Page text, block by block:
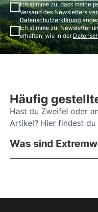
Ich stimme zu, dass meine
Versand des Newsletters
Datenschutzerklärung
Ich stimme zu, Newsletter
erhalten, wie in der
Häufig
Hast du Zweifel oder
Artikel? Hier findest du
Was sind